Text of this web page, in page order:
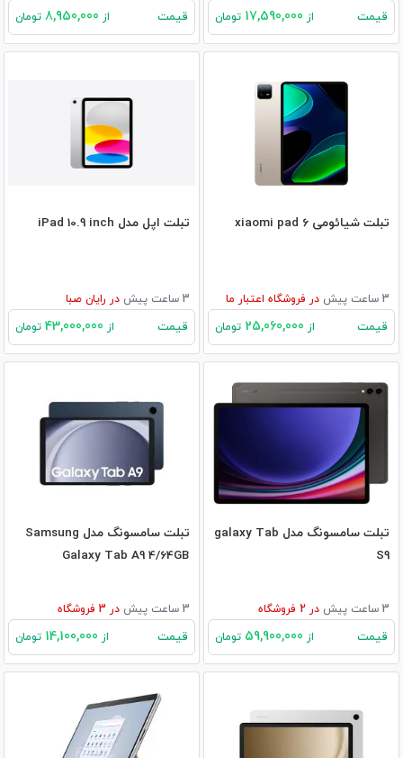
قیمت از تومان قیمت از تومان
تبلت شیائومی xiaomi pad 6
3 ساعت پیش در فروشگاه اعتبار ما
قیمت از تومان
تبلت اپل مدل iPad 10.9 inch
3 ساعت پیش در رایان صبا
قیمت از تومان
تبلت سامسونگ مدل galaxy Tab
S9
3 ساعت پیش در فروشگاه
قیمت از تومان
تبلت سامسونگ مدل Samsung
Galaxy Tab A9 4/64GB
3 ساعت پیش در فروشگاه
قیمت از تومان